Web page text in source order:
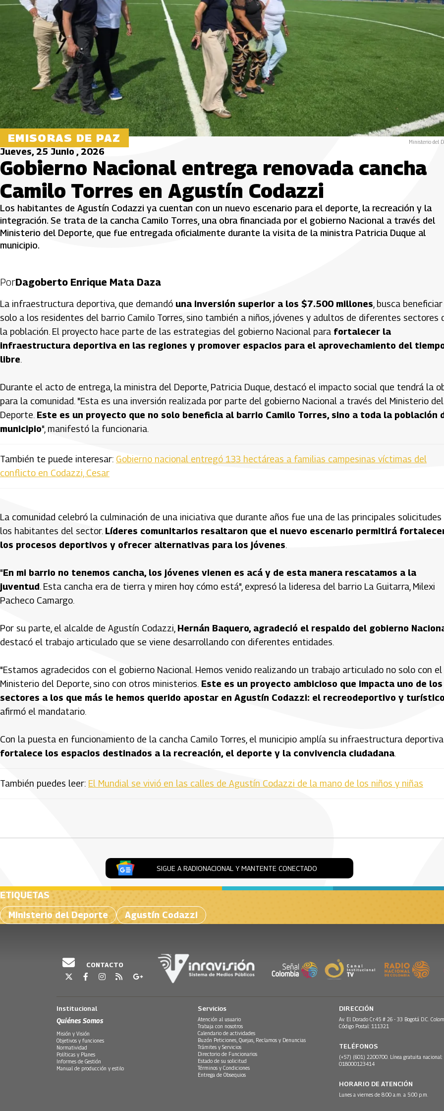
EMISORAS DE PAZ Ministerio del
Jueves, 25 Junio , 2026
Gobierno Nacional entrega renovada cancha
Camilo Torres en Agustín Codazzi
Los habitantes de Agustín Codazzi ya cuentan con un nuevo escenario para el deporte, la recreación y la
integración. Se trata de la cancha Camilo Torres, una obra financiada por el gobierno Nacional a través del
Ministerio del Deporte, que fue entregada oficialmente durante la visita de la ministra Patricia Duque al
municipio.
PorDagoberto Enrique Mata Daza
La infraestructura deportiva, que demandó una inversión superior a los $7.500 millones , busca
solo a los residentes del barrio Camilo Torres, sino también a niños, jóvenes y adultos de diferentes sectores
la población. El proyecto hace parte de las estrategias del gobierno Nacional para fortalecer la
infraestructura deportiva en las regiones y promover espacios para el aprovechamiento del
libre.
Durante el acto de entrega, la ministra del Deporte, Patricia Duque, destacó el impacto social que tendrá la
para la comunidad. "Esta es una inversión realizada por parte del gobierno Nacional a través del Ministerio del
Deporte. Este es un proyecto que no solo beneficia al barrio Camilo Torres, sino a toda la población
municipio", manifestó la funcionaria.
También te puede interesar: Gobierno nacional entregó 133 hectáreas a familias campesinas víctimas del
conflicto en Codazzi, Cesar
La comunidad celebró la culminación de una iniciativa que durante años fue una de las principales solicitudes
los habitantes del sector. Líderes comunitarios resaltaron que el nuevo escenario permitirá
los procesos deportivos y ofrecer alternativas para los jóvenes.
"En mi barrio no tenemos cancha, los jóvenes vienen es acá y de esta manera rescatamos a la
juventud. Esta cancha era de tierra y miren hoy cómo está", expresó la lideresa del barrio La Guitarra, Milexi
Pacheco Camargo.
Por su parte, el alcalde de Agustín Codazzi, Hernán Baquero, agradeció el respaldo del gobierno
destacó el trabajo articulado que se viene desarrollando con diferentes entidades.
"Estamos agradecidos con el gobierno Nacional. Hemos venido realizando un trabajo articulado no solo con el
Ministerio del Deporte, sino con otros ministerios. Este es un proyecto ambicioso que impacta uno de los
sectores a los que más le hemos querido apostar en Agustín Codazzi: el recreodeportivo y turístico
afirmó el mandatario.
Con la puesta en funcionamiento de la cancha Camilo Torres, el municipio amplía su infraestructura
fortalece los espacios destinados a la recreación, el deporte y la convivencia ciudadana.
También puedes leer: El Mundial se vivió en las calles de Agustín Codazzi de la mano de los niños y niñas
SIGUE A RADIONACIONAL Y MANTENTE CONECTADO
ETIQUETAS
Ministerio del Deporte
Agustín Codazzi
CONTACTO
Institucional
Quiénes Somos
Misión y Visión
Objetivos y funciones
Normatividad
Políticas y Planes
Informes de Gestión
Manual de producción y estilo
Servicios
Atención al usuario
Trabaja con nosotros
Calendario de actividades
Buzón Peticiones, Quejas, Reclamos y Denuncias
Trámites y Servicios
Directorio de Funcionarios
Estado de su solicitud
Términos y Condiciones
Entrega de Obsequios
DIRECCIÓN
Av. El Dorado Cr.45 # 26 - 33 Bogotá D.C.
Código Postal: 111321
TELÉFONOS
(+57) (601) 2200700. Línea gratuita nacional:
018000123414
HORARIO DE ATENCIÓN
Lunes a viernes de 8:00 a.m. a 5:00 p.m.